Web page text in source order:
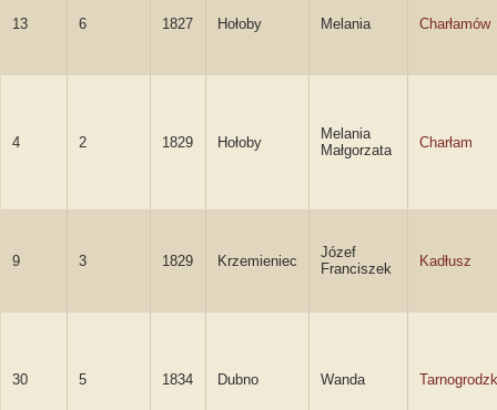
13 6 1827 Hołoby Melania Charłamów
4 2 1829 Hołoby
Melania
Małgorzata
Charłam
9 3 1829 Krzemieniec
Józef
Franciszek
Kadłusz
30 5 1834 Dubno Wanda